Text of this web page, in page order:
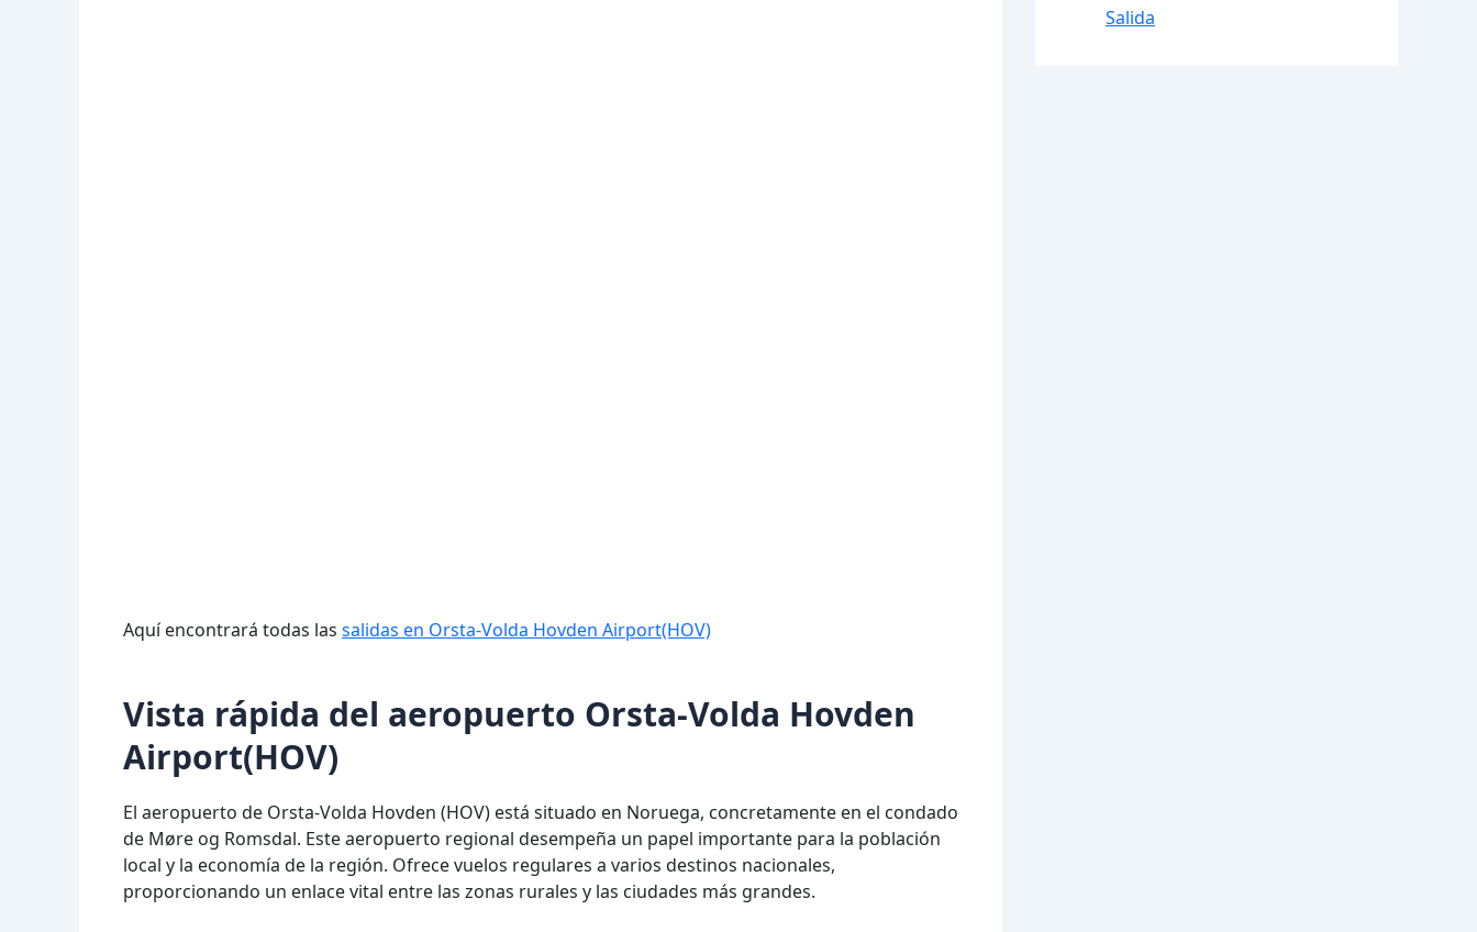
Aquí encontrará todas las salidas en Orsta-Volda Hovden Airport(HOV)
Vista rápida del aeropuerto Orsta-Volda Hovden
Airport(HOV)
El aeropuerto de Orsta-Volda Hovden (HOV) está situado en Noruega, concretamente en el condado
de Møre og Romsdal. Este aeropuerto regional desempeña un papel importante para la población
local y la economía de la región. Ofrece vuelos regulares a varios destinos nacionales,
proporcionando un enlace vital entre las zonas rurales y las ciudades más grandes.
Salida